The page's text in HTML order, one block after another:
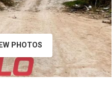
PHOTOS